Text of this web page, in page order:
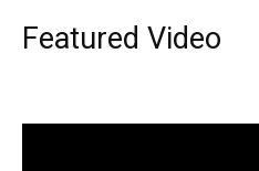
Featured Video